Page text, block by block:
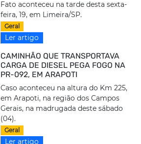
Fato aconteceu na tarde desta sexta-
feira, 19, em Limeira/SP.
Geral
Ler artigo
CAMINHÃO QUE TRANSPORTAVA
CARGA DE DIESEL PEGA FOGO NA
PR-092, EM ARAPOTI
Caso aconteceu na altura do Km 225,
em Arapoti, na região dos Campos
Gerais, na madrugada deste sábado
(04).
Geral
Ler artigo